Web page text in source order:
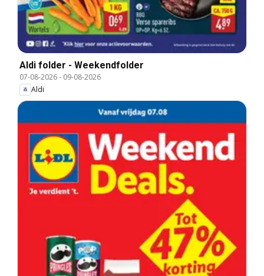
Aldi folder - Weekendfolder
07-08-2026- 09-08-2026
Aldi